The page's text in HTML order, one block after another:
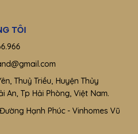
TÔI
Thuỷ Triều, Huyện Thủy
An, Tp Hải Phòng, Việt Nam.
Đường Hạnh Phúc - Vinhomes Vũ